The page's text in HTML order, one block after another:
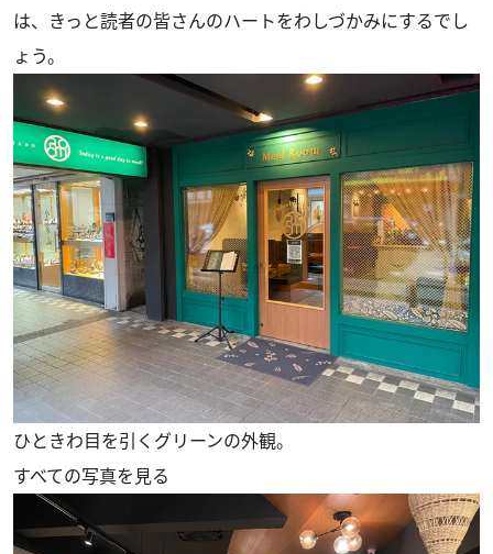
は、きっと読者の皆さんのハートをわしづかみにするでし
ょう。
ひときわ目を引くグリーンの外観。
すべての写真を見る